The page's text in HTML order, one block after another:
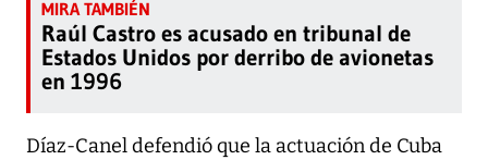
Raúl Castro es acusado en tribunal de
Estados Unidos por derribo de avionetas
en 1996
Díaz-Canel defendió que la actuación de Cuba